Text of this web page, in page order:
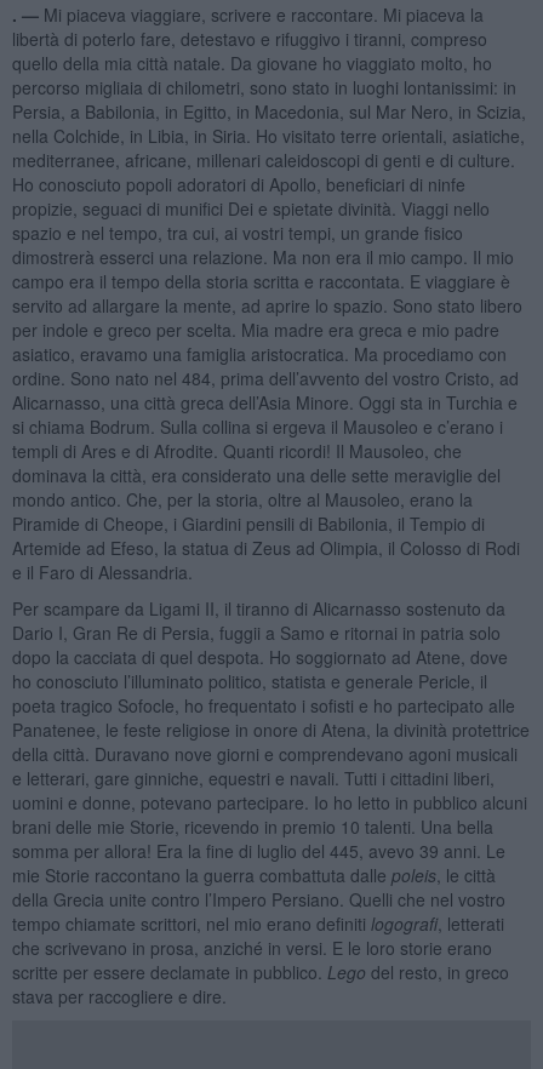
. — Mi piaceva viaggiare, scrivere e raccontare. Mi piaceva la
libertà di poterlo fare, detestavo e rifuggivo i tiranni, compreso
quello della mia città natale. Da giovane ho viaggiato molto, ho
percorso migliaia di chilometri, sono stato in luoghi lontanissimi: in
Persia, a Babilonia, in Egitto, in Macedonia, sul Mar Nero, in Scizia,
nella Colchide, in Libia, in Siria. Ho visitato terre orientali, asiatiche,
mediterranee, africane, millenari caleidoscopi di genti e di culture.
Ho conosciuto popoli adoratori di Apollo, beneficiari di ninfe
propizie, seguaci di munifici Dei e spietate divinità. Viaggi nello
spazio e nel tempo, tra cui, ai vostri tempi, un grande fisico
dimostrerà esserci una relazione. Ma non era il mio campo. Il mio
campo era il tempo della storia scritta e raccontata. E viaggiare è
servito ad allargare la mente, ad aprire lo spazio. Sono stato libero
per indole e greco per scelta. Mia madre era greca e mio padre
asiatico, eravamo una famiglia aristocratica. Ma procediamo con
ordine. Sono nato nel 484, prima dell’avvento del vostro Cristo, ad
Alicarnasso, una città greca dell’Asia Minore. Oggi sta in Turchia e
si chiama Bodrum. Sulla collina si ergeva il Mausoleo e c’erano i
templi di Ares e di Afrodite. Quanti ricordi! Il Mausoleo, che
dominava la città, era considerato una delle sette meraviglie del
mondo antico. Che, per la storia, oltre al Mausoleo, erano la
Piramide di Cheope, i Giardini pensili di Babilonia, il Tempio di
Artemide ad Efeso, la statua di Zeus ad Olimpia, il Colosso di Rodi
e il Faro di Alessandria.
Per scampare da Ligami II, il tiranno di Alicarnasso sostenuto da
Dario I, Gran Re di Persia, fuggii a Samo e ritornai in patria solo
dopo la cacciata di quel despota. Ho soggiornato ad Atene, dove
ho conosciuto l’illuminato politico, statista e generale Pericle, il
poeta tragico Sofocle, ho frequentato i sofisti e ho partecipato alle
Panatenee, le feste religiose in onore di Atena, la divinità protettrice
della città. Duravano nove giorni e comprendevano agoni musicali
e letterari, gare ginniche, equestri e navali. Tutti i cittadini liberi,
uomini e donne, potevano partecipare. Io ho letto in pubblico alcuni
brani delle mie Storie, ricevendo in premio 10 talenti. Una bella
somma per allora! Era la fine di luglio del 445, avevo 39 anni. Le
mie Storie raccontano la guerra combattuta dalle poleis, le città
della Grecia unite contro l’Impero Persiano. Quelli che nel vostro
tempo chiamate scrittori, nel mio erano definiti logografi, letterati
che scrivevano in prosa, anziché in versi. E le loro storie erano
scritte per essere declamate in pubblico. Lego del resto, in greco
stava per raccogliere e dire.